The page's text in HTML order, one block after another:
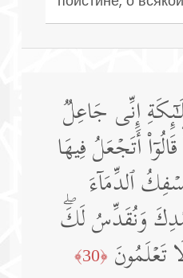
إِنِّی جَاعِلࣱ
أَتَجۡعَلُ فِیهَا
ٱلدِّمَاۤءَ
وَنُقَدِّسُ لَكَۖ
تَعۡلَمُونَ ﴿30﴾